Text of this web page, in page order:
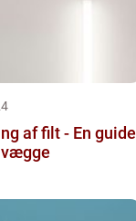
af filt - En guide